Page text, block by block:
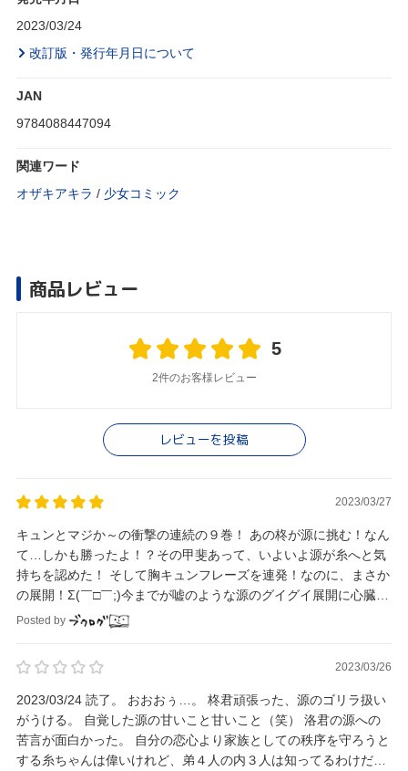
2023/03/24
改訂版・発行年月日について
JAN
9784088447094
関連ワード
オザキアキラ / 少女コミック
商品レビュー
5
2件のお客様レビュー
レビューを投稿
2023/03/27
キュンとマジか～の衝撃の連続の９巻！ あの柊が源に挑む！なん
て…しかも勝ったよ！？その甲斐あって、いよいよ源が糸へと気
持ちを認めた！ そして胸キュンフレーズを連発！なのに、まさか
の展開！Σ(￣□￣;)今までが嘘のような源のグイグイ展開に心臓が
もたないぞ～( 〃▽〃)
Posted by
2023/03/26
2023/03/24 読了。 おおおぅ…。 柊君頑張った、源のゴリラ扱い
がうける。 自覚した源の甘いこと甘いこと（笑） 洛君の源への
苦言が面白かった。 自分の恋心より家族としての秩序を守ろうと
する糸ちゃんは偉いけれど、弟４人の内３人は知ってるわけだか